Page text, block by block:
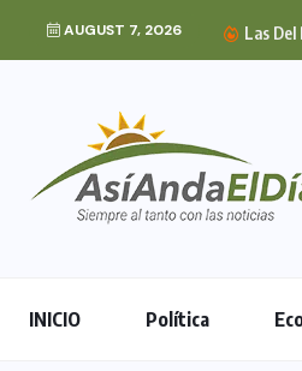
AUGUST 7, 2026 Las Del
INICIO Política